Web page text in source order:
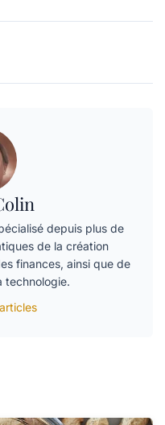
depuis plus de
de la création
finances, ainsi que de
technologie.